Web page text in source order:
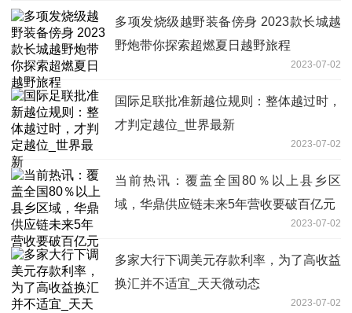
多项发烧级越野装备傍身 2023款长城越
野炮带你探索超燃夏日越野旅程
2023-07-02
国际足联批准新越位规则：整体越过时，
才判定越位_世界最新
2023-07-02
当前热讯：覆盖全国80％以上县乡区
域，华鼎供应链未来5年营收要破百亿元
2023-07-02
多家大行下调美元存款利率，为了高收益
换汇并不适宜_天天微动态
2023-07-02